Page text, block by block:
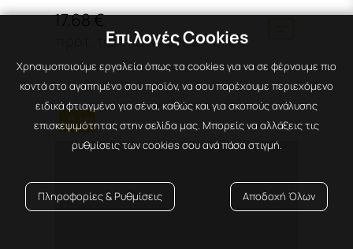
17.68 €
17.70 €
-0,1%
Επιλογές Cookies
Χρησιμοποιούμε εργαλεία όπως τα cookies για να σε φέρνουμε πιο
κοντά στο αγαπημένο σου προϊόν, να σου παρέχουμε περιεχόμενο
ειδικά φτιαγμένο για σένα, καθώς και για σκοπούς ανάλυσης
επισκεψιμότητας στην σελίδα μας. Μπορείς να αλλάξεις τις
ρυθμίσεις των cookies σου ανά πάσα στιγμή.
Πληροφορίες & Ρυθμίσεις Αποδοχή Όλων